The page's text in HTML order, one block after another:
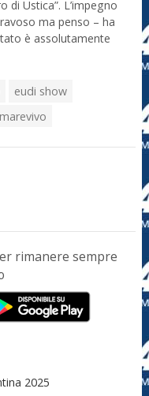
di Ustica”. L’impegno
ma penso – ha
è assolutamente
eudi show
marevivo
rimanere sempre
2025